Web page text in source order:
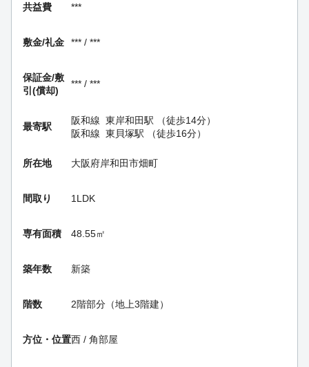
共益費 ***
敷金/礼金 *** / ***
保証金/敷
引(償却)
*** / ***
最寄駅
阪和線 東岸和田駅 （徒歩14分）
阪和線 東貝塚駅 （徒歩16分）
所在地 大阪府岸和田市畑町
間取り 1LDK
専有面積 48.55㎡
築年数 新築
階数 2階部分（地上3階建）
方位・位置西 / 角部屋